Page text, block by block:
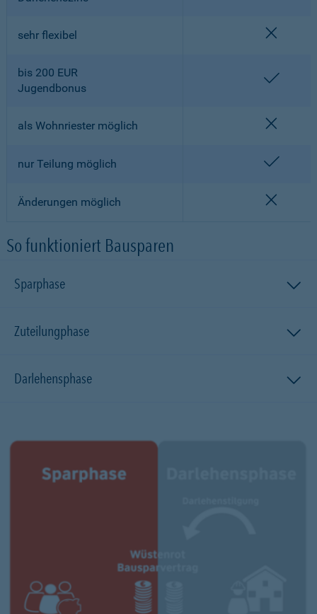
sehr flexibel
bis 200 EUR
Jugendbonus
als Wohnriester möglich
nur Teilung möglich
Änderungen möglich
So funktioniert Bausparen
Sparphase
Zuteilungphase
Darlehensphase